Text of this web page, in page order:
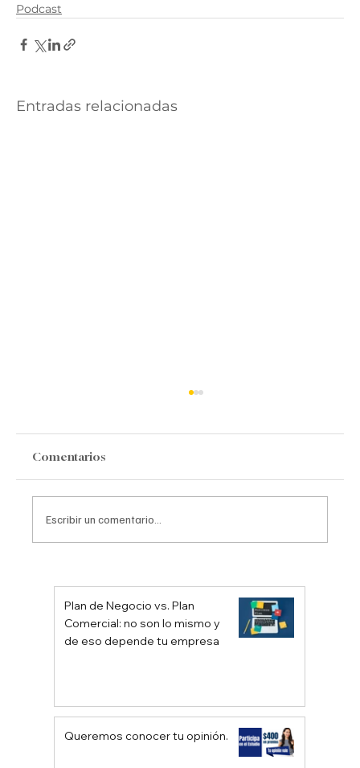
Podcast
Entradas relacionadas
inmobiliaria. Innovar para avanzar
Comentarios
Escribir un comentario...
Plan de Negocio vs. Plan
Comercial: no son lo mismo y
de eso depende tu empresa
Queremos conocer tu opinión.